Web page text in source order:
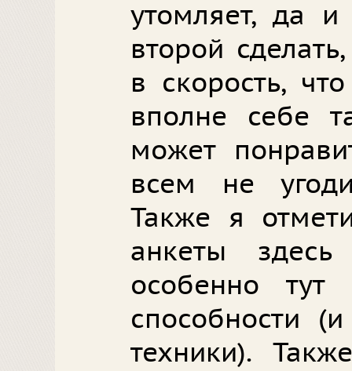
утомляет, да
второй
в скорость,
вполне себе
может
всем не
Также я
анкеты здесь
особенно тут
способности
техники).